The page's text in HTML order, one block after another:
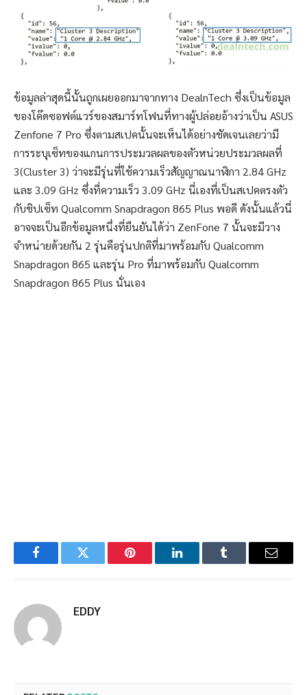
ข้อมูลล่าสุดนี้นั้นถูกเผยออกมาจากทาง DealnTech ซึ่งเป็นข้อมูล
ของโค๊ดซอฟต์แวร์ของสมาร์ทโฟนที่ทางผู้ปล่อยอ้างว่าเป็น ASUS
Zenfone 7 Pro ซึ่งตามสเปคนั้นจะเห็นได้อย่างชัดเจนเลยว่ามี
การระบุเซ็ทของแกนการประมวลผลของตัวหน่วยประมวลผลที่
3(Cluster 3) ว่าจะมีรุ่นที่ใช้ความเร็วสัญญาณนาฬิกา 2.84 GHz
และ 3.09 GHz ซึ่งที่ความเร็ว 3.09 GHz นี่เองที่เป็นสเปคตรงตัว
กับชิปเซ็ท Qualcomm Snapdragon 865 Plus พอดี ดังนั้นแล้วนี่
อาจจะเป็นอีกข้อมูลหนึ่งที่ยืนยันได้ว่า ZenFone 7 นั้นจะมีวาง
จำหน่ายด้วยกัน 2 รุ่นคือรุ่นปกติที่มาพร้อมกับ Qualcomm
Snapdragon 865 และรุ่น Pro ที่มาพร้อมกับ Qualcomm
Snapdragon 865 Plus นั่นเอง
FacebookTwitter Pinterest LinkedInTumblr Email
EDDY